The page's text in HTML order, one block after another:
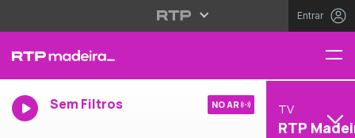
Entrar
Sem Filtros NO AR TV
RTP